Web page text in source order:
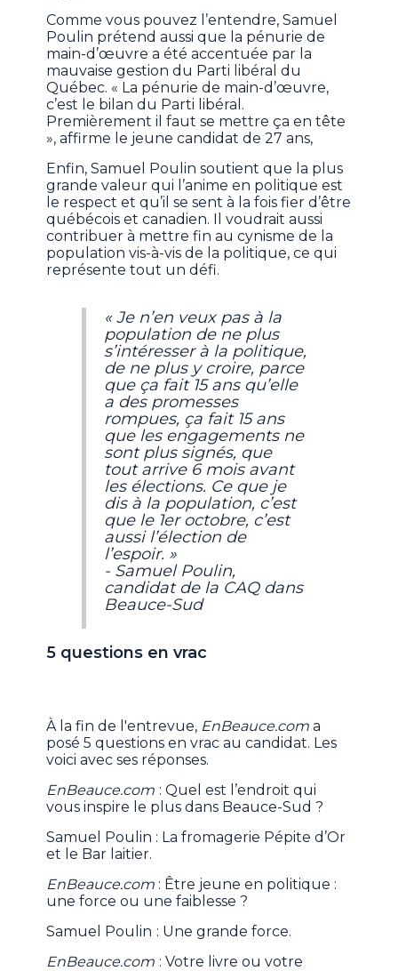
Comme vous pouvez l’entendre, Samuel
Poulin prétend aussi que la pénurie de
main-d’œuvre a été accentuée par la
mauvaise gestion du Parti libéral du
Québec. « La pénurie de main-d’œuvre,
c’est le bilan du Parti libéral.
Premièrement il faut se mettre ça en tête
», affirme le jeune candidat de 27 ans,
Enfin, Samuel Poulin soutient que la plus
grande valeur qui l’anime en politique est
le respect et qu’il se sent à la fois fier d’être
québécois et canadien. Il voudrait aussi
contribuer à mettre fin au cynisme de la
population vis-à-vis de la politique, ce qui
représente tout un défi.
« Je n’en veux pas à la
population de ne plus
s’intéresser à la politique,
de ne plus y croire, parce
que ça fait 15 ans qu’elle
a des promesses
rompues, ça fait 15 ans
que les engagements ne
sont plus signés, que
tout arrive 6 mois avant
les élections. Ce que je
dis à la population, c’est
que le 1er octobre, c’est
aussi l’élection de
l’espoir. »
- Samuel Poulin,
candidat de la CAQ dans
Beauce-Sud
5 questions en vrac
À la fin de l'entrevue, EnBeauce.coma
posé 5 questions en vrac au candidat. Les
voici avec ses réponses.
EnBeauce.com : Quel est l’endroit qui
vous inspire le plus dans Beauce-Sud ?
Samuel Poulin : La fromagerie Pépite d’Or
et le Bar laitier.
EnBeauce.com : Être jeune en politique :
une force ou une faiblesse ?
Samuel Poulin : Une grande force.
EnBeauce.com : Votre livre ou votre